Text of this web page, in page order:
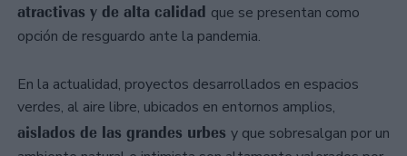
atractivas y de alta calidad que se presentan como
opción de resguardo ante la pandemia.
En la actualidad, proyectos desarrollados en espacios
verdes, al aire libre, ubicados en entornos amplios,
aislados de las grandes urbes y que sobresalgan por un